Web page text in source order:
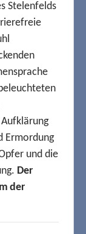
Stelenfelds
Ermordung
und die
Der
der